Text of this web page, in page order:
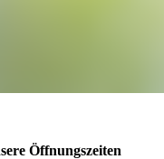
Öffnungszeiten